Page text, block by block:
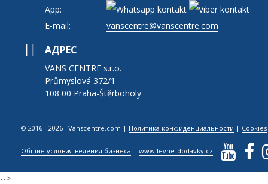
App:
E-mail:
vanscentre@vanscentre.com
АДРЕС
VANS CENTRE s.r.o.
Průmyslová 372/1
108 00 Praha-Štěrboholy
© 2016 - 2026 Vanscentre.com | Политика конфиденциальности | Cookies
Общие условия ведения бизнеса |www.levne-dodavky.cz
-->